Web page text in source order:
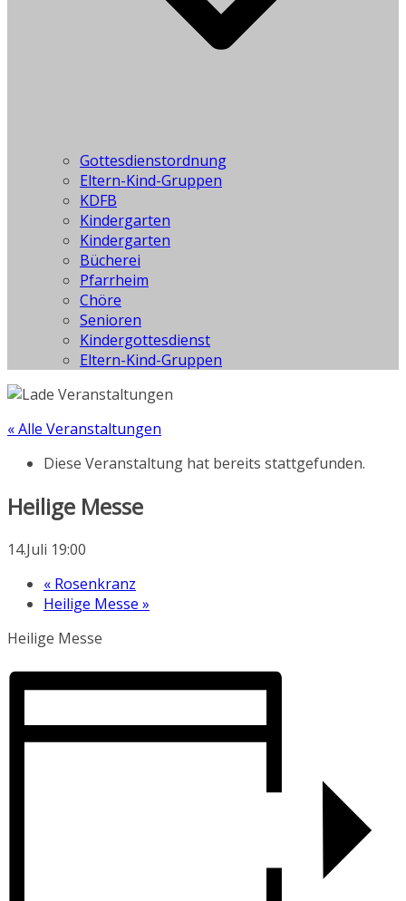
Gottesdienstordnung
Eltern-Kind-Gruppen
KDFB
Kindergarten
Kindergarten
Bücherei
Pfarrheim
Chöre
Senioren
Kindergottesdienst
Eltern-Kind-Gruppen
« Alle Veranstaltungen
Diese Veranstaltung hat bereits stattgefunden.
Heilige Messe
14.Juli 19:00
« Rosenkranz
Heilige Messe »
Heilige Messe